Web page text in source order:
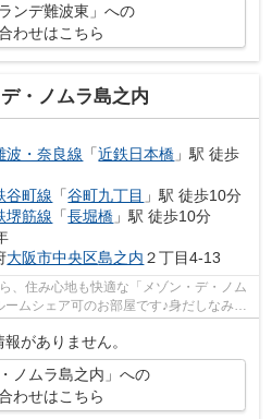
ンデ難波東」への
わせはこちら
・ノムラ島之内
波・奈良線 「近鉄日本橋 」駅 徒歩
谷町線 「谷町九丁目 」駅 徒歩10分
堺筋線 「長堀橋 」駅 徒歩10分
大阪市中央区島之内 ２丁目4-13
、住み心地も快適な「メゾン・デ・ノム
ムシェア可のお部屋です♪身だしなみを
がありません。
ノムラ島之内」への
わせはこちら